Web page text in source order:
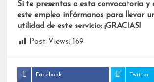
Si te presentas a esta convocatoria y
este empleo infórmanos para llevar
utilidad de este servicio: ¡GRACIAS!
Post Views: 169
Facebook Twitter